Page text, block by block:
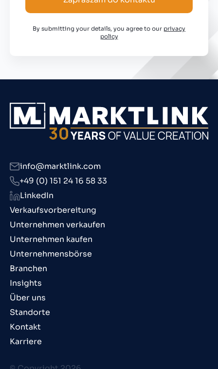
By submitting your details, you agree to our privacy
policy
Verkaufsvorbereitung
Unternehmen verkaufen
Unternehmen kaufen
Unternehmensbörse
Branchen
Insights
Über uns
Standorte
Kontakt
Karriere
info@marktlink.com
+49 (0) 151 24 16 58 33
LinkedIn